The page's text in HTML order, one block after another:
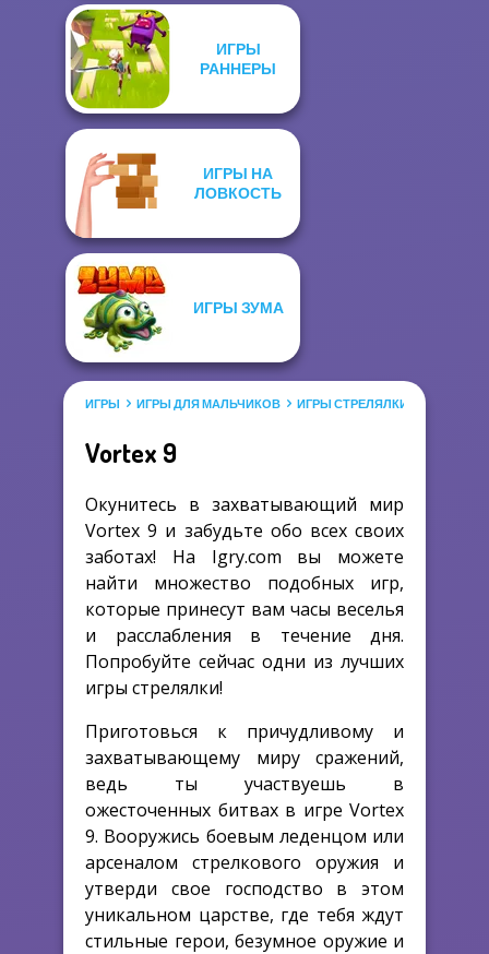
ИГРЫ
РАННЕРЫ
ИГРЫ НА
ЛОВКОСТЬ
ИГРЫ ЗУМА
ИГРЫ ИГРЫ ДЛЯ МАЛЬЧИКОВ ИГРЫ СТРЕЛЯЛКИ
Vortex 9
Окунитесь в захватывающий мир
Vortex 9 и забудьте обо всех своих
заботах! На Igry.com вы можете
найти множество подобных игр,
которые принесут вам часы веселья
и расслабления в течение дня.
Попробуйте сейчас одни из лучших
игры стрелялки!
Приготовься к причудливому и
захватывающему миру сражений,
ведь ты участвуешь в
ожесточенных битвах в игре Vortex
9. Вооружись боевым леденцом или
арсеналом стрелкового оружия и
утверди свое господство в этом
уникальном царстве, где тебя ждут
стильные герои, безумное оружие и